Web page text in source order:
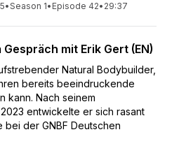
•Season 1• Episode 42• 29:37
mit Erik Gert (EN)
Natural Bodybuilder,
bereits beeindruckende
kann. Nach seinem
entwickelte er sich rasant
der GNBF Deutschen